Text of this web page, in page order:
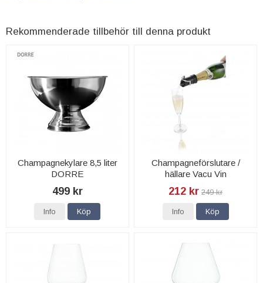
Rekommenderade tillbehör till denna produkt
Champagnekylare 8,5 liter
DORRE
499 kr
Info Köp
Champagneförslutare /
hällare Vacu Vin
212 kr 249 kr
Info Köp